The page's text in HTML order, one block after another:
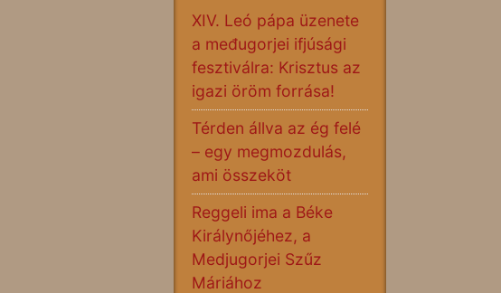
XIV. Leó pápa üzenete
a međugorjei ifjúsági
fesztiválra: Krisztus az
igazi öröm forrása!
Térden állva az ég felé
– egy megmozdulás,
ami összeköt
Reggeli ima a Béke
Királynőjéhez, a
Medjugorjei Szűz
Máriához